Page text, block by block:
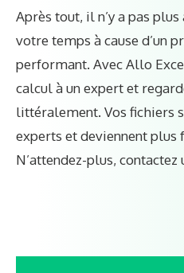
Après tout, il n’y a pas
votre temps à cause d’un
performant. Avec Allo
calcul à un expert et
littéralement. Vos fichiers
experts et deviennent plus
N’attendez-plus,